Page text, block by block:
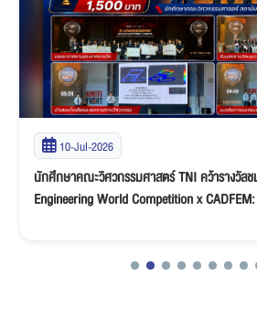
10-Jul-2026
นักศึกษาคณะวิศวกรรมศาสตร์ TNI คว้ารางวัลช
Engineering World Competition x